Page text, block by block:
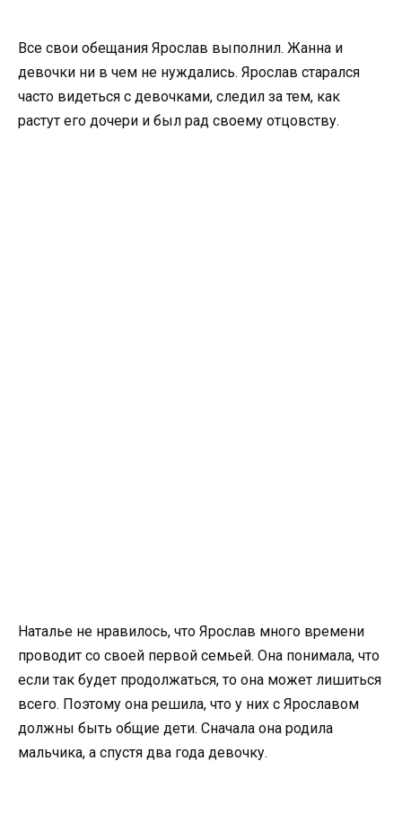
Все свои обещания Ярослав выполнил. Жанна и
девочки ни в чем не нуждались. Ярослав старался
часто видеться с девочками, следил за тем, как
растут его дочери и был рад своему отцовству.
Наталье не нравилось, что Ярослав много времени
проводит со своей первой семьей. Она понимала, что
если так будет продолжаться, то она может лишиться
всего. Поэтому она решила, что у них с Ярославом
должны быть общие дети. Сначала она родила
мальчика, а спустя два года девочку.